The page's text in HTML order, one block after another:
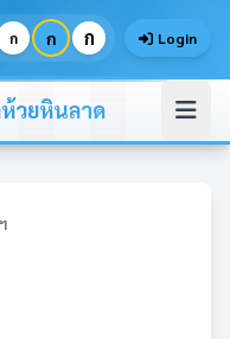
ก ก ก Login
วยหินลาด